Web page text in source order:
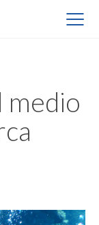
medio